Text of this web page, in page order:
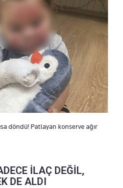
döndü! Patlayan konserve ağır
İLAÇ DEĞİL,
DE ALDI